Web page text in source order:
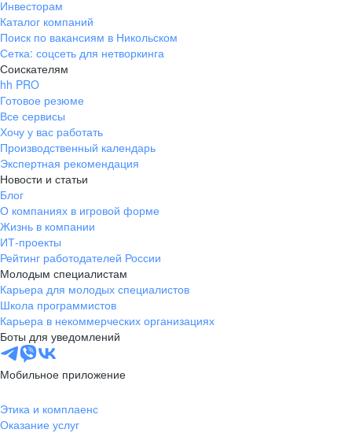
Инвесторам
Каталог компаний
Поиск по вакансиям в Никольском
Сетка: соцсеть для нетворкинга
Соискателям
hh PRO
Готовое резюме
Все сервисы
Хочу у вас работать
Производственный календарь
Экспертная рекомендация
Новости и статьи
Блог
О компаниях в игровой форме
Жизнь в компании
ИТ-проекты
Рейтинг работодателей России
Молодым специалистам
Карьера для молодых специалистов
Школа программистов
Карьера в некоммерческих организациях
Боты для уведомлений
Мобильное приложение
Этика и комплаенс
Оказание услуг